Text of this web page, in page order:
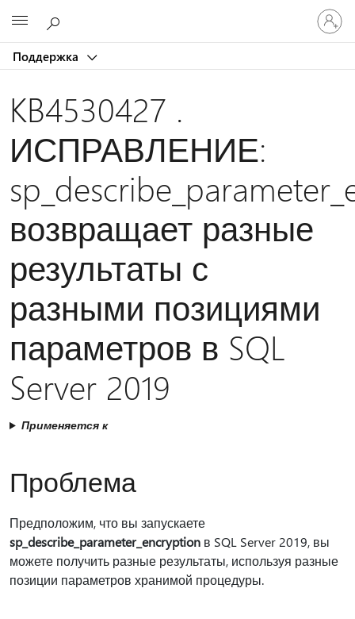
Поддержка
KB4530427 .
ИСПРАВЛЕНИЕ:
возвращает разные
результаты с
разными позициями
параметров в SQL
Server 2019
Применяется к
Проблема
Предположим, что вы запускаете
sp_describe_parameter_encryption в SQL Server 2019, вы
можете получить разные результаты, используя разные
позиции параметров хранимой процедуры.